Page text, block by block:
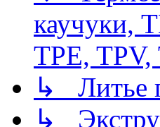
каучуки,
TPE, TPV,
↳ Литье
↳